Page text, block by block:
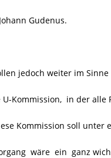
Gudenus.
jedoch weiter im
Kommission, in der alle
Kommission soll unter
wäre ein ganz